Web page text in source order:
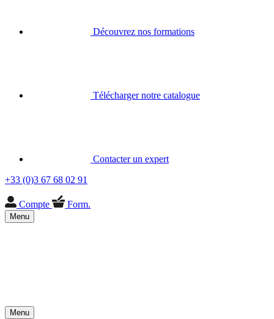
Découvrez nos formations
Télécharger notre catalogue
Contacter un expert
+33 (0)3 67 68 02 91
Compte Form.
Menu
Menu